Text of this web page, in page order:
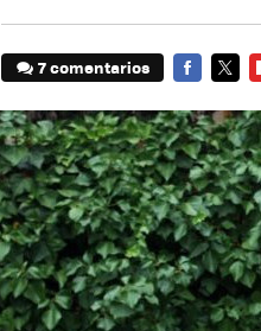
7 comentarios